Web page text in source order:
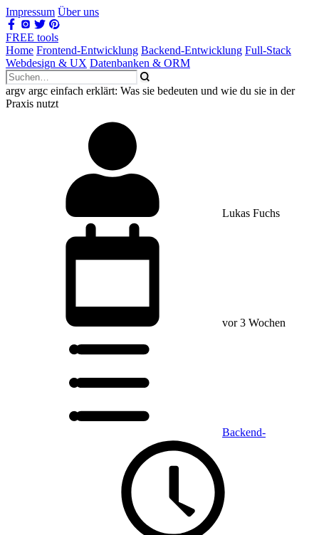
Impressum Über uns
FREE tools
Home Frontend-Entwicklung Backend-Entwicklung Full-Stack
Webdesign & UX Datenbanken & ORM
argv argc einfach erklärt: Was sie bedeuten und wie du sie in der
Praxis nutzt
Lukas Fuchs
vor 3 Wochen
Backend-